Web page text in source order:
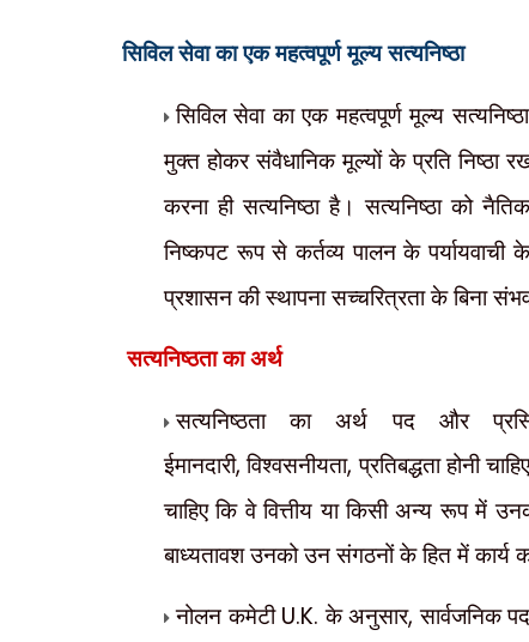
सिविल सेवा का एक महत्वपूर्ण मूल्य सत्यनिष्ठा
सिविल सेवा का एक महत्वपूर्ण मूल्य
मुक्त होकर संवैधानिक मूल्यों के प्रति निष्ठा
करना ही सत्यनिष्ठा है। सत्यनिष्ठा को
निष्कपट रूप से कर्तव्य पालन के पर्यायवाची
प्रशासन की स्थापना सच्चरित्रता के बिना
सत्यनिष्ठता का अर्थ
सत्यनिष्ठता का अर्थ पद और
ईमानदारी,विश्वसनीयता,प्रतिबद्धता होनी
चाहिए कि वे वित्तीय या किसी अन्य रूप में
बाध्यतावश उनको उन संगठनों के हित में कार्य
नोलन कमेटी U.K.के अनुसार,सार्वजनिक